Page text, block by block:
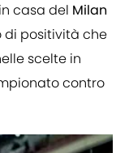
casa del Milan
di positività che
scelte in
contro